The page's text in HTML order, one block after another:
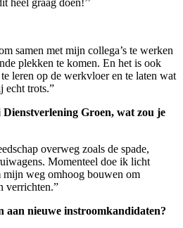
heel graag doen!’’
samen met mijn collega’s te werken
plekken te komen. En het is ook
leren op de werkvloer en te laten wat
echt trots.”
Groen, wat zou je
overweg zoals de spade,
Momenteel doe ik licht
weg omhoog bouwen om
verrichten.”
aan nieuwe instroomkandidaten?